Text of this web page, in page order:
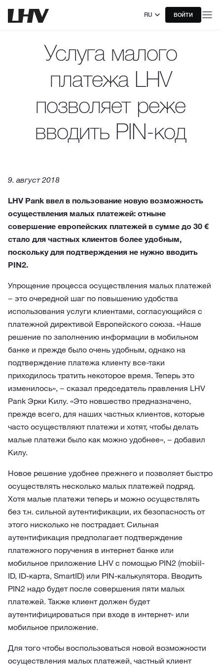
RU ВОЙТИ
Услуга малого
платежа LHV
позволяет реже
вводить PIN-код
9. август 2018
LHV Pank ввел в пользование новую возможность
осуществления малых платежей: отныне
совершение европейских платежей в сумме до 30 €
стало для частных клиентов более удобным,
поскольку для подтверждения не нужно вводить
PIN2.
Упрощение процесса осуществления малых платежей
− это очередной шаг по повышению удобства
использования услуги клиентами, согласующийся с
платежной директивой Европейского союза. «Наше
решение по заполнению информации в мобильном
банке и прежде было очень удобным, однако на
подтверждение платежа клиенту все-таки
приходилось тратить некоторое время. Теперь это
изменилось», − сказал председатель правления LHV
Pank Эрки Килу. «Это новшество предназначено,
прежде всего, для наших частных клиентов, которые
часто осуществляют платежи и хотят, чтобы делать
малые платежи было как можно удобнее», − добавил
Килу.
Новое решение удобнее прежнего и позволяет быстро
осуществлять несколько малых платежей подряд.
Хотя малые платежи теперь и можно осуществлять
без т.н. сильной аутентификации, их безопасность от
этого нисколько не пострадает. Сильная
аутентификация предполагает подтверждение
платежного поручения в интернет банке или
мобильное приложение LHV с помощью PIN2 (mobiil-
ID, ID-карта, SmartID) или PIN-калькулятора. Вводить
PIN2 надо будет после совершения пяти малых
платежей. Также клиент должен будет
аутентифицироваться при входе в интернет- или
мобильное приложение.
Для того чтобы воспользоваться новой возможности
осуществления малых платежей, частный клиент